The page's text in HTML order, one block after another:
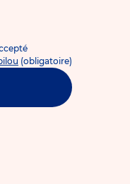
(obligatoire)